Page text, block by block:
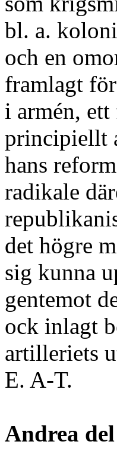
bl. a.
och en
framlagt
i armén, ett
principiellt
hans
radikale
det högre
sig kunna
gentemot
ock inlagt
artilleriets
E. A-T.
Andrea